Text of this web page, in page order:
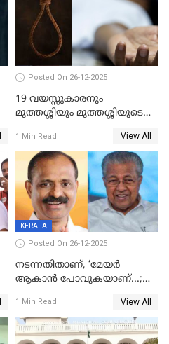
Posted On 26-12-2025
19 വയസ്സുകാരനും
മുത്തശ്ശിയും മുത്തശ്ശിയുടെ
മരിച്ചനിലയിൽ
1 Min Read View All
KERALA
Posted On 26-12-2025
നടന്നതിതാണ്, ‘മേയർ
ആകാൻ പോവുകയാണ്...;
മുഖ്യമന്ത്രിയുടെ ഓഫീസ്
തന്നെ വിശദീകരിയ്ക്കുന്നു;
സത്യമിതാണ്
1 Min Read View All